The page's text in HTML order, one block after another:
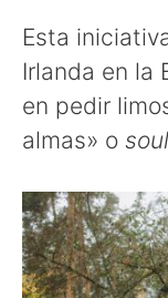
Esta
Irlanda en la
en pedir
almas» o